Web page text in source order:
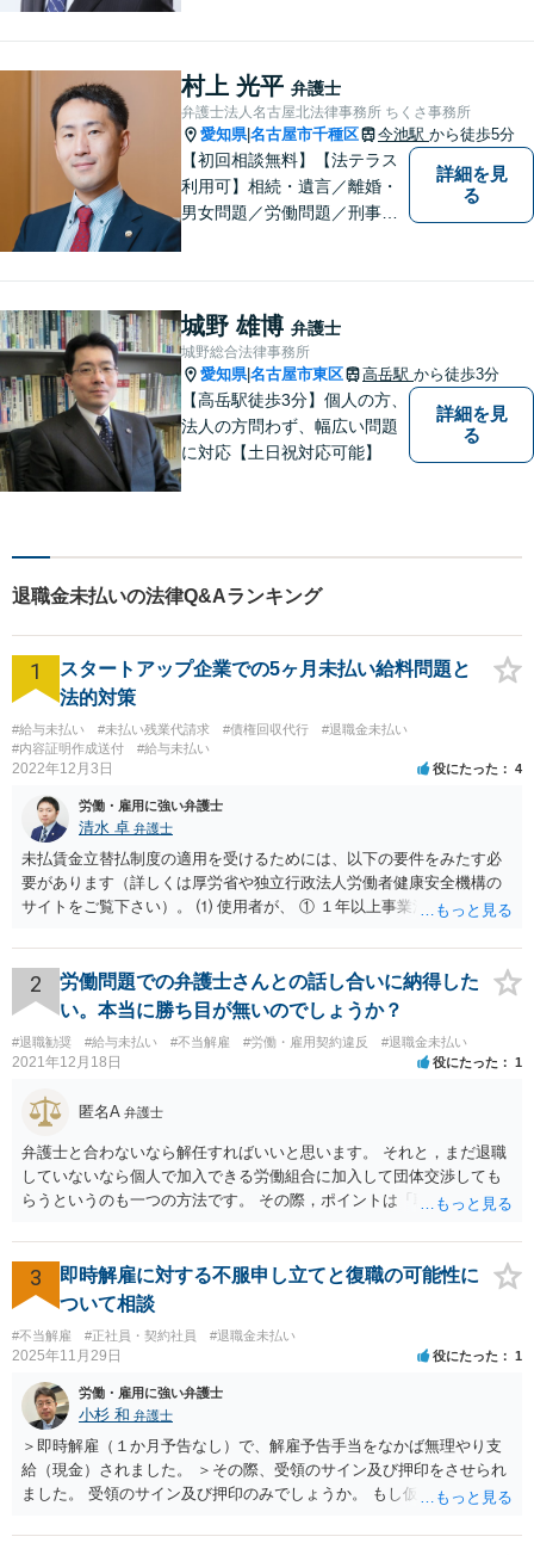
村上 光平 弁護士
弁護士法人名古屋北法律事務所 ちくさ事務所
愛知県|名古屋市千種区 今池駅 から徒歩5分
【初回相談無料】【法テラス
利用可】相続・遺言／離婚・
男女問題／労働問題／刑事事
ご提供。小さなお困り事でも
構いません【夜間・休日面
談】【完全個室】【今池駅3
分】
詳細を見
る
城野 雄博 弁護士
城野総合法律事務所
愛知県|名古屋市東区 高岳駅 から徒歩3分
【高岳駅徒歩3分】個人の方、
法人の方問わず、幅広い問題
に対応【土日祝対応可能】
詳細を見
る
退職金未払いの法律Q&Aランキング
1
スタートアップ企業での5ヶ月未払い給料問題と
法的対策
#給与未払い #未払い残業代請求 #債権回収代行
#退職金未払い
#内容証明作成送付
#給与未払い
2022年12月3日 役にたった 4
労働・雇用に強い弁護士
清水 卓 弁護士
未払賃金立替払制度の適用を受けるためには、以下の要件をみたす必
要があります（詳しくは厚労省や独立行政法人労働者健康安全機構の
サイトをご覧下さい）。 ⑴ 使用者が、 ① １年以上事業活動を行って
産管財人等に倒産の事実等を証明してもらう必要あり。 •事実上の倒産
（中小企業について、事業活動が停止し、再開する見込みがなく、賃
金支払能力がない場合） → 労働基準監督署長の認定が必要。 (2) 労働
者が、倒産について裁判所への申立て等（法律上の倒産の場合）又は
労働基準監督署への認定申請（事実上の倒産の場合）が行われた日の
６か月前の日から２年の間に退職した者であること 事実上の倒産の場
合、そもそも、労働基準監督署長の認定を要するため、申請•認定に相
応の時間を要します。また、事業活動の停止•再開見込み等につき会社
側の抵抗が予想され、認定に至らない事態も想定されます。 また、労
働基準監督署へ申告なされているとのことですが、労働基準監督署が
行うのは、原則として、会社への指導や是正勧告のため、未払い賃金
の支払いを会社に強制する措置までは行うことができないという実情
があります。 そのため、退職の意思を既に会社に表明しているのであ
れば、未払賃金の支払を求める労働審判や労働訴訟などの方法に切り
替えることを検討された方が適切なように思います（とろうとされて
いる主題と会社の実態とがマッチしていないように思われます）。 一
度、雇用契約書や就業規則などを持参の上、弁護士に直接相談されて
みてはいかがでしょうか。
2
労働問題での弁護士さんとの話し合いに納得した
い。本当に勝ち目が無いのでしょうか？
#退職勧奨 #給与未払い #不当解雇 #労働・雇用契約違反 #退職金未払い
2021年12月18日 役にたった 1
匿名A 弁護士
弁護士と合わないなら解任すればいいと思います。 それと，まだ退職
していないなら個人で加入できる労働組合に加入して団体交渉しても
らうというのも一つの方法です。 その際，ポイントは「職場復帰の労
ません。 「北海道 個人加盟 労働組合」と検索すると相談窓口が出
てきますので一度相談してみてはどうでしょうか。
3
即時解雇に対する不服申し立てと復職の可能性に
ついて相談
#不当解雇 #正社員・契約社員 #退職金未払い
2025年11月29日 役にたった 1
労働・雇用に強い弁護士
小杉 和 弁護士
＞即時解雇（１か月予告なし）で、解雇予告手当をなかば無理やり支
給（現金）されました。 ＞その際、受領のサイン及び押印をさせられ
ました。 受領のサイン及び押印のみでしょうか。 もし仮に自らの意思
は相当苦しいスタートになり、最悪解雇を争えなくなります。 もしそ